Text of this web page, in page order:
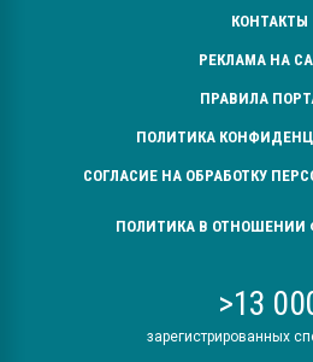
КОНТАКТЫ
РЕКЛАМА НА
ПРАВИЛА
ПОЛИТИКА
СОГЛАСИЕ НА ОБРАБОТКУ
ПОЛИТИКА В ОТНОШЕНИИ
>13
зарегистрированных